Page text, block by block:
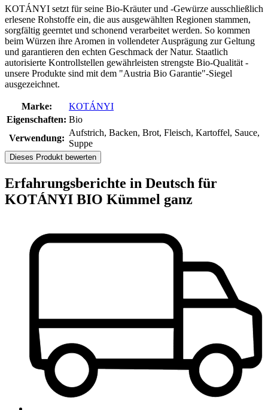
KOTÁNYI setzt für seine Bio-Kräuter und -Gewürze ausschließlich
erlesene Rohstoffe ein, die aus ausgewählten Regionen stammen,
sorgfältig geerntet und schonend verarbeitet werden. So kommen
beim Würzen ihre Aromen in vollendeter Ausprägung zur Geltung
und garantieren den echten Geschmack der Natur. Staatlich
autorisierte Kontrollstellen gewährleisten strengste Bio-Qualität -
unsere Produkte sind mit dem "Austria Bio Garantie"-Siegel
ausgezeichnet.
Marke:
KOTÁNYI
Eigenschaften: Bio
Verwendung:
Aufstrich, Backen, Brot, Fleisch, Kartoffel, Sauce,
Suppe
Dieses Produkt bewerten
Erfahrungsberichte in Deutsch für
KOTÁNYI BIO Kümmel ganz